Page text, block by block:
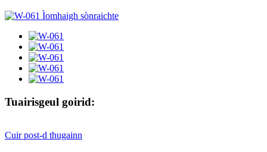
Tuairisgeul goirid:
Cuir post-d thugainn